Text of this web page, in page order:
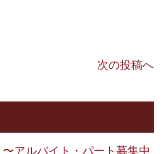
次の投稿へ
〜アルバイト・パート募集中